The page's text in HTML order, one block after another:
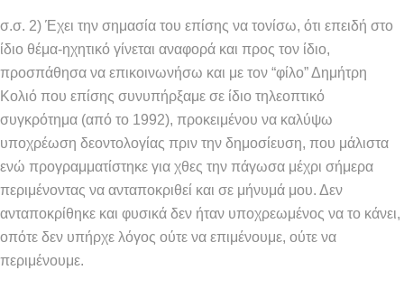
σ.σ. 2) Έχει την σημασία του επίσης να τονίσω, ότι επειδή στο
ίδιο θέμα-ηχητικό γίνεται αναφορά και προς τον ίδιο,
προσπάθησα να επικοινωνήσω και με τον “φίλο” Δημήτρη
Κολιό που επίσης συνυπήρξαμε σε ίδιο τηλεοπτικό
συγκρότημα (από το 1992), προκειμένου να καλύψω
υποχρέωση δεοντολογίας πριν την δημοσίευση, που μάλιστα
ενώ προγραμματίστηκε για χθες την πάγωσα μέχρι σήμερα
περιμένοντας να ανταποκριθεί και σε μήνυμά μου. Δεν
ανταποκρίθηκε και φυσικά δεν ήταν υποχρεωμένος να το κάνει,
οπότε δεν υπήρχε λόγος ούτε να επιμένουμε, ούτε να
περιμένουμε.